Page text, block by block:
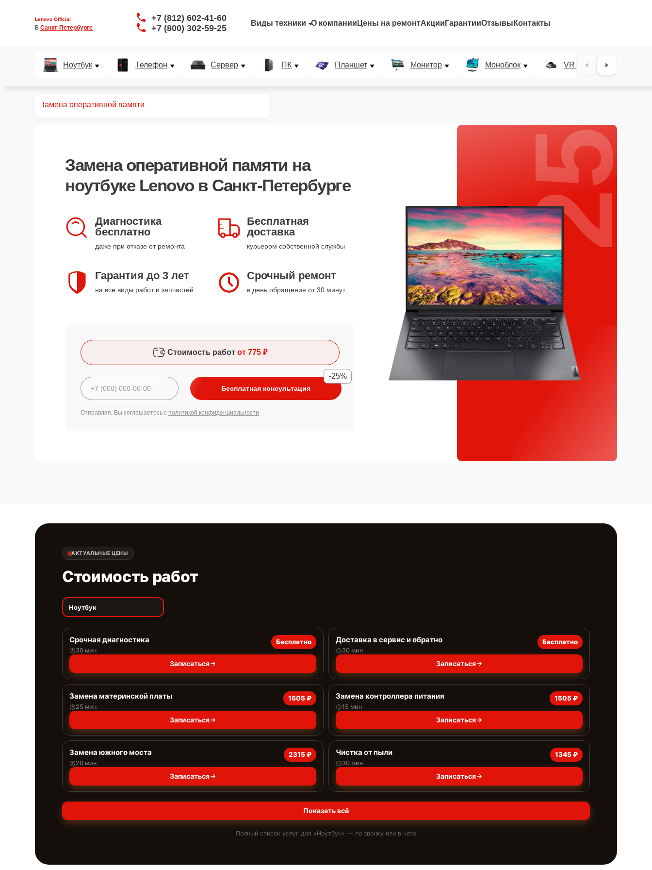
Lenovo Official
В Санкт-Петербурге
+7 (812) 602-41-60
+7 (800) 302-59-25
Виды техники О компании Цены на ремонтАкции ГарантииОтзывы Контакты
Ноутбук Телефон Сервер ПК Планшет Монитор Моноблок VR система
Замена оперативной памяти
Замена оперативной памяти на
ноутбуке Lenovo в Санкт-Петербурге
Диагностика
бесплатно
даже при отказе от ремонта
Бесплатная
доставка
курьером собственной службы
Гарантия до 3 лет
на все виды работ и запчастей
Срочный ремонт
в день обращения от 30 минут
Стоимость работ от 775 ₽
Бесплатная консультация
-25%
Отправляя, Вы соглашаетесь с политикой конфиденциальности
25%
АКТУАЛЬНЫЕ ЦЕНЫ
Стоимость работ
Ноутбук
Срочная диагностика
30 мин
Бесплатно
Записаться
Доставка в сервис и обратно
30 мин
Бесплатно
Записаться
Замена материнской платы
25 мин
1605 ₽
Записаться
Замена контроллера питания
15 мин
1505 ₽
Записаться
Замена южного моста
20 мин
2315 ₽
Записаться
Чистка от пыли
30 мин
1345 ₽
Записаться
Показать всё
Полный список услуг для «Ноутбук» — по звонку или в чате